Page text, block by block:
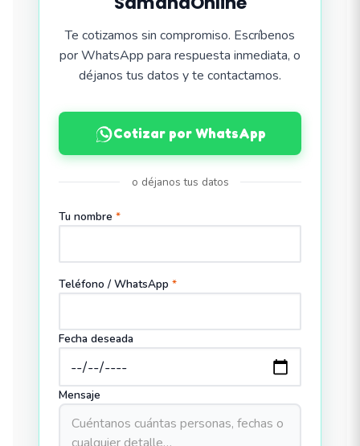
Te cotizamos sin compromiso. Escríbenos
por WhatsApp para respuesta inmediata, o
déjanos tus datos y te contactamos.
Cotizar por WhatsApp
o déjanos tus datos
Tu nombre *
Teléfono / WhatsApp *
Fecha deseada
Mensaje